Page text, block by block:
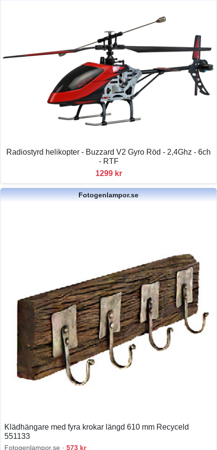
Radiostyrd helikopter - Buzzard V2 Gyro Röd - 2,4Ghz - 6ch
- RTF
1299 kr
Fotogenlampor.se
Klädhängare med fyra krokar längd 610 mm Recyceld
551133
Fotogenlampor.se · 573 kr